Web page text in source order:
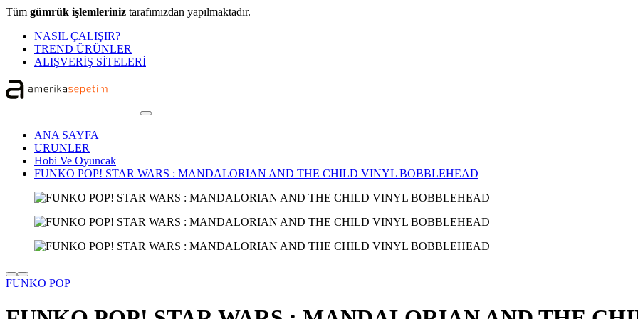
Tüm gümrük işlemleriniz tarafımızdan yapılmaktadır.
NASIL ÇALIŞIR?
TREND ÜRÜNLER
ALIŞVERİŞ SİTELERİ
ANA SAYFA
URUNLER
Hobi Ve Oyuncak
FUNKO POP! STAR WARS : MANDALORIAN AND THE CHILD VINYL BOBBLEHEAD
FUNKO POP